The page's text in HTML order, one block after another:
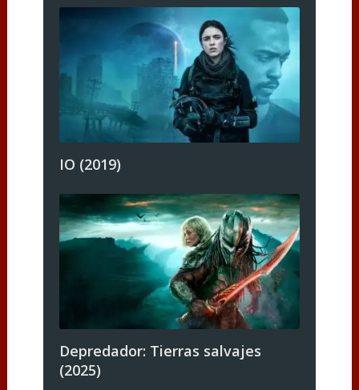
IO (2019)
Depredador: Tierras salvajes
(2025)